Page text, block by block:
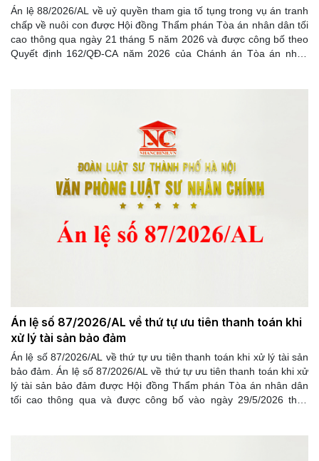
Án lệ 88/2026/AL về uỷ quyền tham gia tố tụng trong vụ án tranh
chấp về nuôi con được Hội đồng Thẩm phán Tòa án nhân dân tối
cao thông qua ngày 21 tháng 5 năm 2026 và được công bố theo
Quyết định 162/QĐ-CA năm 2026 của Chánh án Tòa án nhân
Án lệ số 87/2026/AL về thứ tự ưu tiên thanh toán khi
xử lý tài sản bảo đảm
Án lệ số 87/2026/AL về thứ tự ưu tiên thanh toán khi xử lý tài sản
bảo đảm. Án lệ số 87/2026/AL về thứ tự ưu tiên thanh toán khi xử
lý tài sản bảo đảm được Hội đồng Thẩm phán Tòa án nhân dân
tối cao thông qua và được công bố vào ngày 29/5/2026 theo